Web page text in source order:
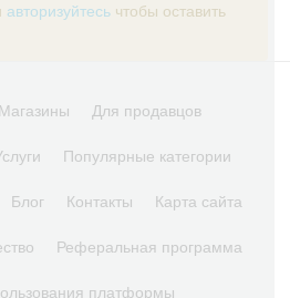
авторизуйтесь чтобы оставить
Магазины Для продавцов
Популярные категории
Блог Контакты Карта сайта
Реферальная программа
платформы